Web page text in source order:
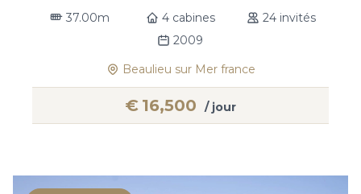
37.00m 4 cabines
24 invités
2009
Beaulieu sur Mer france
€ 16,500 / jour